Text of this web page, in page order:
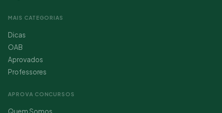
MAIS CATEGORIAS
Dicas
OAB
Aprovados
Professores
APROVA CONCURSOS
Quem Somos